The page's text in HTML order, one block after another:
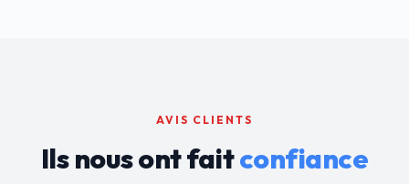
AVIS CLIENTS
Ils nous ont faitconfiance